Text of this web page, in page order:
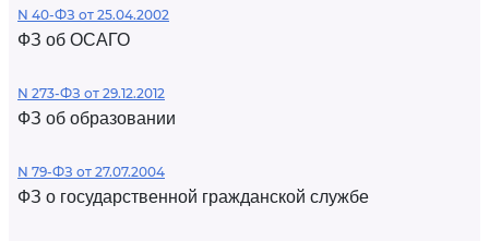
N 40-ФЗ от 25.04.2002
ФЗ об ОСАГО
N 273-ФЗ от 29.12.2012
ФЗ об образовании
N 79-ФЗ от 27.07.2004
ФЗ о государственной гражданской службе